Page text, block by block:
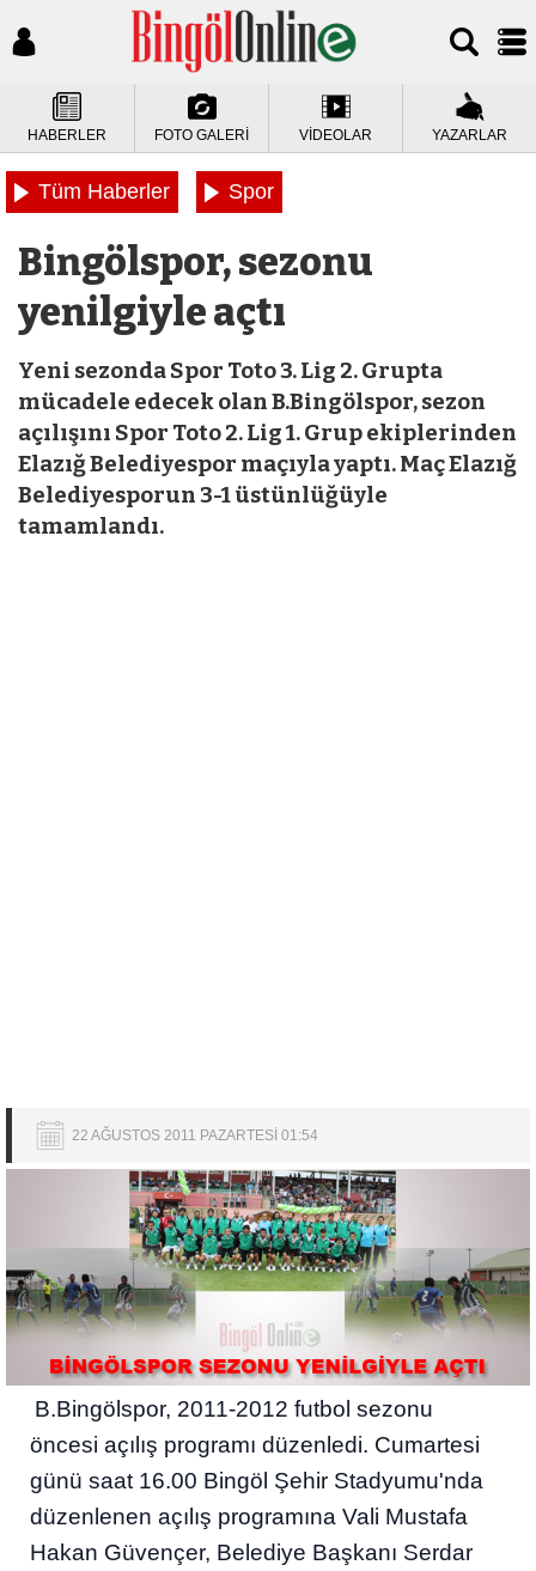
HABERLER FOTO GALERİ VİDEOLAR YAZARLAR
Tüm Haberler Spor
Bingölspor, sezonu
yenilgiyle açtı
Yeni sezonda Spor Toto 3. Lig 2. Grupta
mücadele edecek olan B.Bingölspor, sezon
açılışını Spor Toto 2. Lig 1. Grup ekiplerinden
Elazığ Belediyespor maçıyla yaptı. Maç Elazığ
Belediyesporun 3-1 üstünlüğüyle
tamamlandı.
22 AĞUSTOS 2011 PAZARTESİ 01:54
B.Bingölspor, 2011-2012 futbol sezonu
öncesi açılış programı düzenledi. Cumartesi
günü saat 16.00 Bingöl Şehir Stadyumu'nda
düzenlenen açılış programına Vali Mustafa
Hakan Güvençer, Belediye Başkanı Serdar